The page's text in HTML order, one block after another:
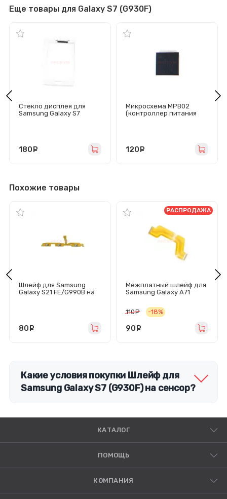
Еще товары для Galaxy S7 (G930F)
Стекло дисплея для
Samsung Galaxy S7
180
Микросхема MPB02
(контроллер питания
120
Похожие товары
Шлейф для Samsung
Galaxy S21 FE/G990B на
80
Межплатный шлейф для
Samsung Galaxy A71
РАСПРОДАЖА
110 руб.
-18%
90
Какие условия покупки Шлейф для
Samsung Galaxy S7 (G930F) на сенсор?
КАТАЛОГ
ПОМОЩЬ
КОМПАНИЯ